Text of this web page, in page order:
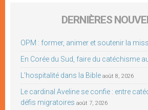
DERNIÈRES
OPM : former, animer et soutenir la
En Corée du Sud, faire du catéchisme
L’hospitalité dans la Bible août 8, 2026
Le cardinal Aveline se confie : entre
défis migratoires août 7, 2026